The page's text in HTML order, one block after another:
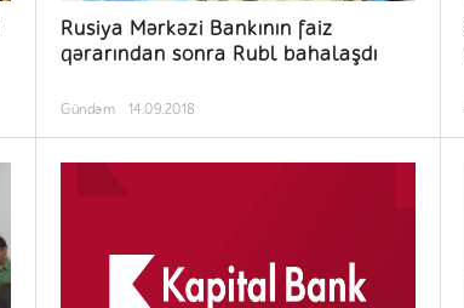
Rusiya Mərkəzi Bankının faiz
qərarından sonra Rubl bahalaşdı
Gündəm 14.09.2018